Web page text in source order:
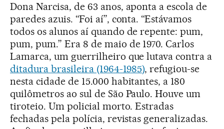
Dona Narcisa, de 63 anos, aponta a escola de
paredes azuis. “Foi aí”, conta. “Estávamos
todos os alunos aí quando de repente: pum,
pum, pum.” Era 8 de maio de 1970. Carlos
Lamarca, um guerrilheiro que lutava contra a
ditadura brasileira (1964-1985), refugiou-se
nesta cidade de 15.000 habitantes, a 180
quilômetros ao sul de São Paulo. Houve um
tiroteio. Um policial morto. Estradas
fechadas pela polícia, revistas generalizadas.